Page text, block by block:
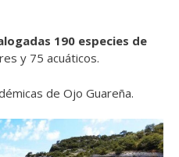
190 especies de
y 75 acuáticos.
de Ojo Guareña.